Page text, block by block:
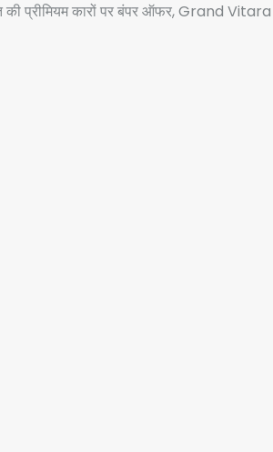
प्रीमियम कारों पर बंपर ऑफर, Grand Vitara